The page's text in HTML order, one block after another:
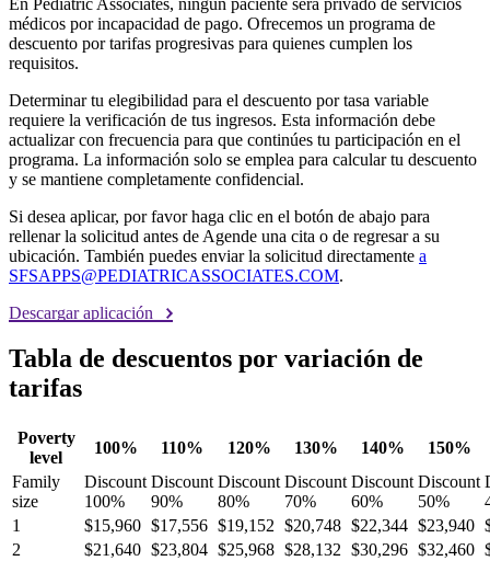
médicos por incapacidad de pago. Ofrecemos un programa de
descuento por tarifas progresivas para quienes cumplen los
requisitos.
Determinar tu elegibilidad para el descuento por tasa variable
requiere la verificación de tus ingresos. Esta información debe
actualizar con frecuencia para que continúes tu participación en el
programa. La información solo se emplea para calcular tu descuento
y se mantiene completamente confidencial.
Si desea aplicar, por favor haga clic en el botón de abajo para
rellenar la solicitud antes de Agende una cita o de regresar a su
ubicación. También puedes enviar la solicitud directamente a
SFSAPPS@PEDIATRICASSOCIATES.COM.
Descargar aplicación
Tabla de descuentos por variación de
tarifas
Poverty
level
100% 110% 120% 130% 140%
150%
Family
size
Discount
100%
Discount
90%
Discount
80%
Discount
70%
Discount
60%
Discount
50%
1
$15,960 $17,556 $19,152 $20,748 $22,344 $23,940
2
$21,640 $23,804 $25,968 $28,132 $30,296 $32,460